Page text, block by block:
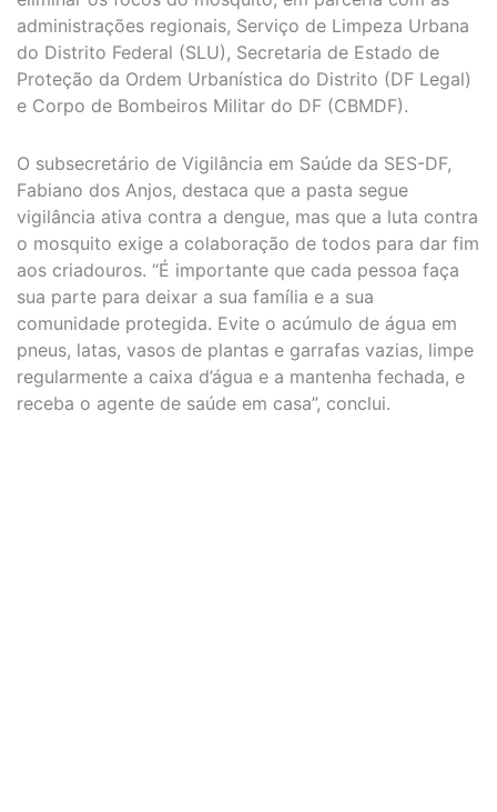
administrações regionais, Serviço de Limpeza Urbana
do Distrito Federal (SLU), Secretaria de Estado de
Proteção da Ordem Urbanística do Distrito (DF Legal)
e Corpo de Bombeiros Militar do DF (CBMDF).
O subsecretário de Vigilância em Saúde da SES-DF,
Fabiano dos Anjos, destaca que a pasta segue
vigilância ativa contra a dengue, mas que a luta contra
o mosquito exige a colaboração de todos para dar fim
aos criadouros. “É importante que cada pessoa faça
sua parte para deixar a sua família e a sua
comunidade protegida. Evite o acúmulo de água em
pneus, latas, vasos de plantas e garrafas vazias, limpe
regularmente a caixa d’água e a mantenha fechada, e
receba o agente de saúde em casa”, conclui.